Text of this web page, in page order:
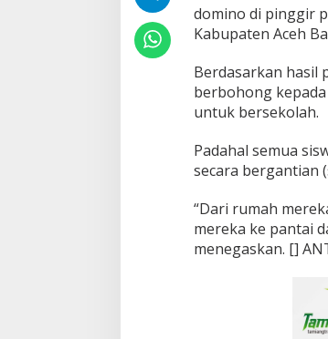
t
a
i
s
a
a
L
h
k
B
u
b
domino di pinggir
Kabupaten Aceh
Berdasarkan hasil
berbohong
untuk bersekolah.
Padahal semua
secara bergantian
“Dari rumah
mereka ke pantai
menegaskan. []